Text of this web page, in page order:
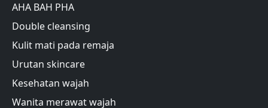
AHA BAH PHA
Double cleansing
Kulit mati pada remaja
Urutan skincare
Kesehatan wajah
Wanita merawat wajah